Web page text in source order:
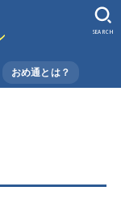
おめ通とは？
SEARCH